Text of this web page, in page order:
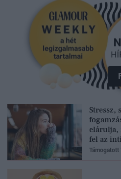
Stressz,
fel az
Támogatott